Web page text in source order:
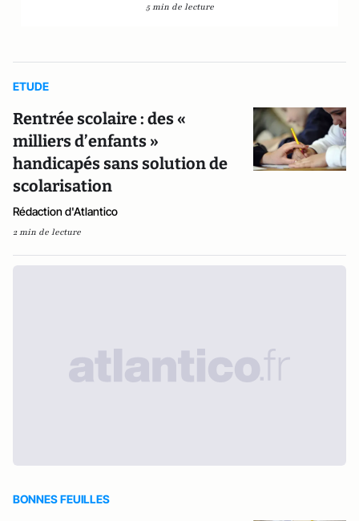
5 min de lecture
ETUDE
Rentrée scolaire : des «
milliers d’enfants »
handicapés sans solution de
scolarisation
Rédaction d'Atlantico
2 min de lecture
BONNES FEUILLES